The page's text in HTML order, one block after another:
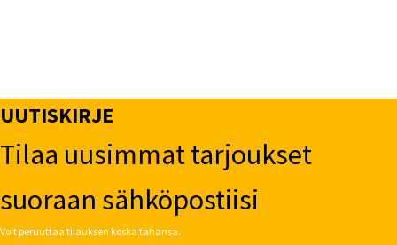
sivulla.
UUTISKIRJE
Tilaa uusimmat tarjoukset
suoraan sähköpostiisi
Voit peruuttaa tilauksen koska tahansa.